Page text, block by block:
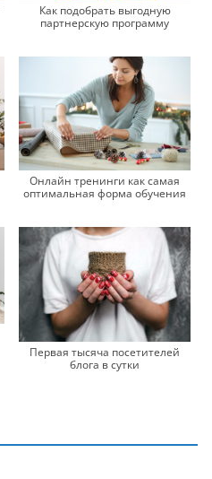
Как подобрать выгодную
партнерскую программу
Онлайн тренинги как самая
оптимальная форма обучения
Первая тысяча посетителей
блога в сутки